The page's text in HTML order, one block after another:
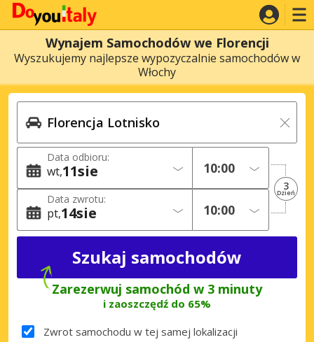
Wynajem Samochodów we Florencji
Wyszukujemy najlepsze wypozyczalnie samochodów w
Włochy
Data odbioru:
wt 11sie
Data zwrotu:
pt 14sie
3
Dzień
Zarezerwuj samochód w 3 minuty
i zaoszczędź do 65%
Zwrot samochodu w tej samej lokalizacji